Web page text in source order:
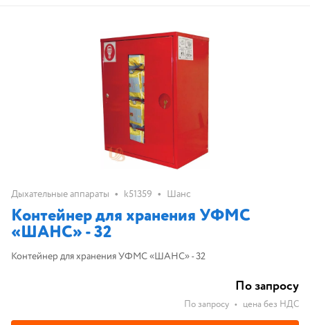
Дыхательные аппараты • k51359 • Шанс
Контейнер для хранения УФМС
«ШАНС» - 32
Контейнер для хранения УФМС «ШАНС» - 32
По запросу
По запросу • цена без НДС